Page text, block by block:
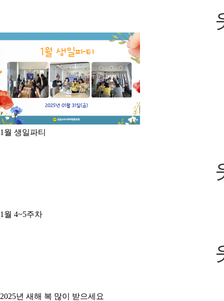
1월 생일파티
1월 4~5주차
2025년 새해 복 많이 받으세요